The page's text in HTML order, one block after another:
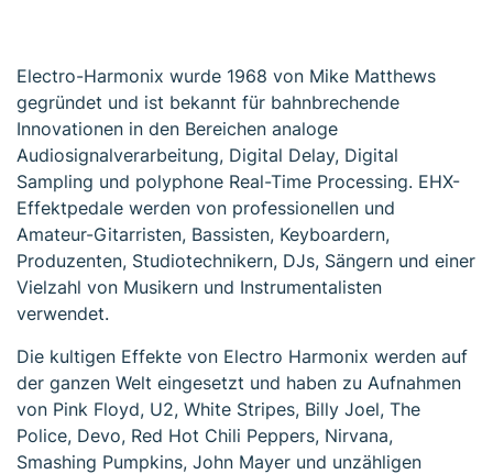
Electro-Harmonix wurde 1968 von Mike Matthews
gegründet und ist bekannt für bahnbrechende
Innovationen in den Bereichen analoge
Audiosignalverarbeitung, Digital Delay, Digital
Sampling und polyphone Real-Time Processing. EHX-
Effektpedale werden von professionellen und
Amateur-Gitarristen, Bassisten, Keyboardern,
Produzenten, Studiotechnikern, DJs, Sängern und einer
Vielzahl von Musikern und Instrumentalisten
verwendet.
Die kultigen Effekte von Electro Harmonix werden auf
der ganzen Welt eingesetzt und haben zu Aufnahmen
von Pink Floyd, U2, White Stripes, Billy Joel, The
Police, Devo, Red Hot Chili Peppers, Nirvana,
Smashing Pumpkins, John Mayer und unzähligen